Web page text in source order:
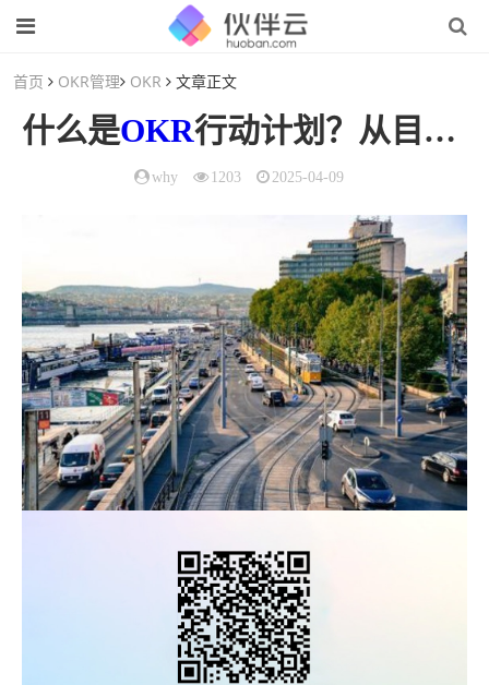
首页 OKR管理 OKR 文章正文
什么是OKR行动计划？从目标设定到执行策略
why 1203 2025-04-09